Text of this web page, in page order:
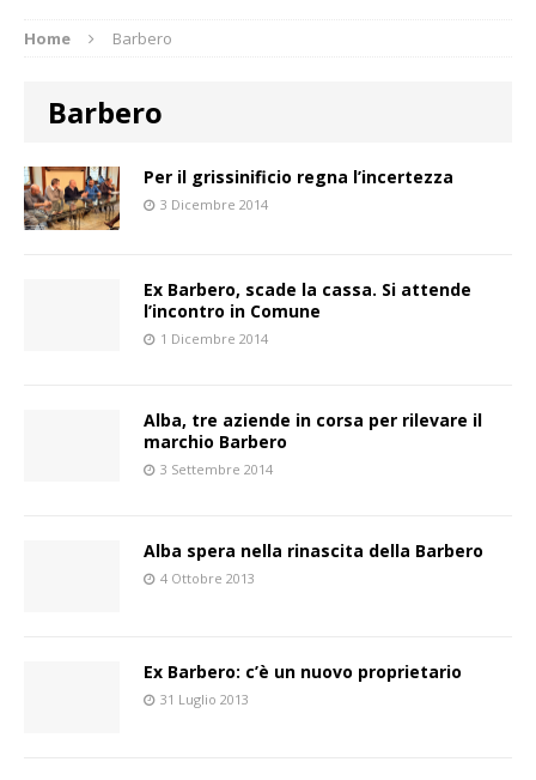
Home Barbero
Barbero
Per il grissinificio regna l’incertezza
3 Dicembre 2014
Ex Barbero, scade la cassa. Si attende
l’incontro in Comune
1 Dicembre 2014
Alba, tre aziende in corsa per rilevare il
marchio Barbero
3 Settembre 2014
Alba spera nella rinascita della Barbero
4 Ottobre 2013
Ex Barbero: c’è un nuovo proprietario
31 Luglio 2013